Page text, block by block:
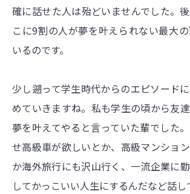
確に話せた人は殆どいませんでした。
こに9割の人が夢を叶えられない最大
いるのです。
少し遡って学生時代からのエピソード
めていきますね。私も学生の頃から友
夢を叶えてやると言っていた輩でした
せ高級車が欲しいとか、高級マンショ
か海外旅行にも沢山行く、一流企業に
してかっこいい人生にするんだなど話し